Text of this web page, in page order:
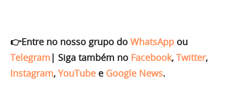
👉Entre no nosso grupo do WhatsApp ou
Telegram | Siga também no Facebook, Twitter,
Instagram, YouTube e Google News.